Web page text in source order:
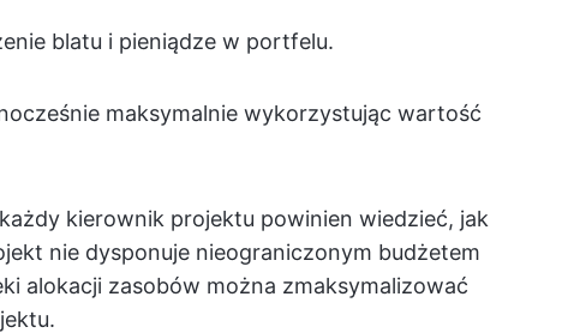
blatu i pieniądze w portfelu.
maksymalnie wykorzystując wartość
kierownik projektu powinien wiedzieć, jak
nie dysponuje nieograniczonym budżetem
alokacji zasobów można zmaksymalizować